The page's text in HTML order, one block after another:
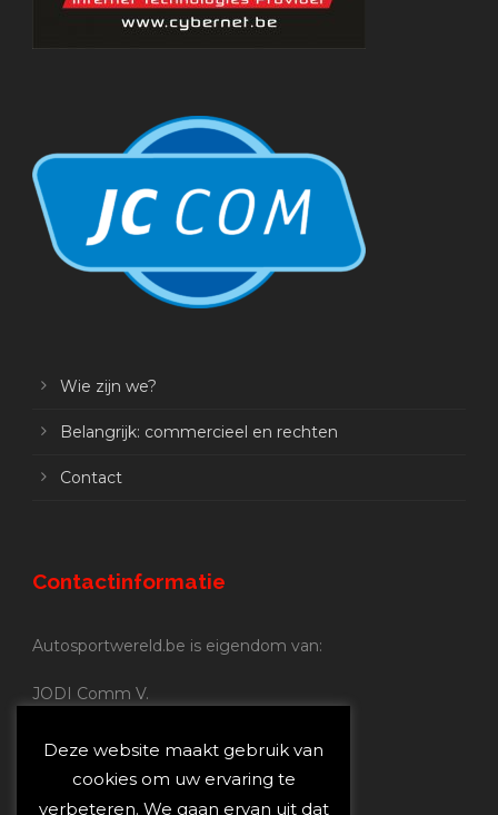
Wie zijn we?
Belangrijk: commercieel en rechten
Contact
Contactinformatie
Autosportwereld.be is eigendom van:
JODI Comm V.
Nijverheidsstraat 70
2160 Wommelgem
Deze website maakt gebruik van
cookies om uw ervaring te
verbeteren. We gaan ervan uit dat